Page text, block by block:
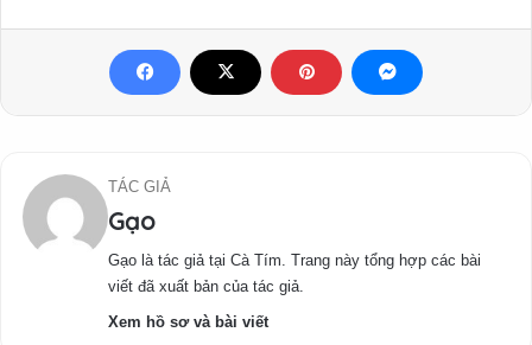
TÁC GIẢ
Gạo
Gạo là tác giả tại Cà Tím. Trang này tổng hợp các bài
viết đã xuất bản của tác giả.
Xem hồ sơ và bài viết